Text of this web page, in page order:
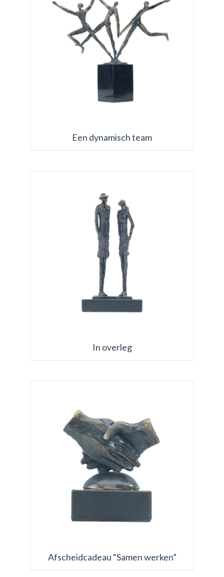
Een dynamisch team
In overleg
Afscheidcadeau “Samen werken”